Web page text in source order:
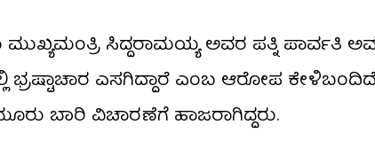
ಸಿದ್ದರಾಮಯ್ಯ ಅವರ ಪತ್ನಿ ಪಾರ್ವತಿ
ಎಸಗಿದ್ದಾರೆ ಎಂಬ ಆರೋಪ
ಬಾರಿ ವಿಚಾರಣೆಗೆ ಹಾಜರಾಗಿದ್ದರು.